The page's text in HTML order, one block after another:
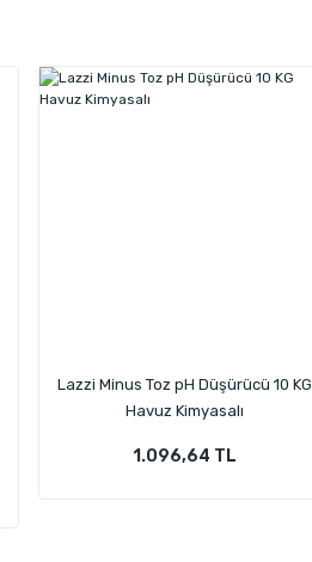
Lazzi Minus Toz pH Düşürücü 10 KG
Havuz Kimyasalı
1.096,64 TL